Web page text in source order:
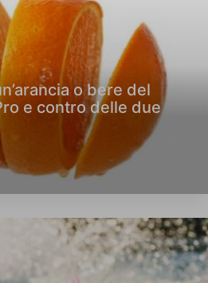
o bere del
e contro delle due